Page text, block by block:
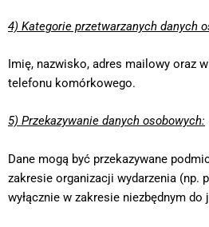
4) Kategorie przetwarzanych danych
Imię, nazwisko, adres mailowy oraz
telefonu komórkowego.
5) Przekazywanie danych osobowych:
Dane mogą być przekazywane
zakresie organizacji wydarzenia (np.
wyłącznie w zakresie niezbędnym do